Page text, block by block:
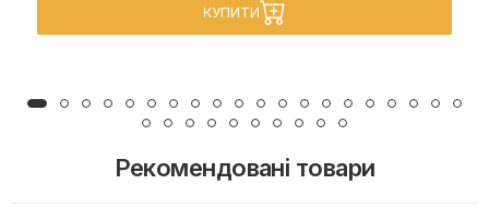
КУПИТИ
Рекомендовані товари